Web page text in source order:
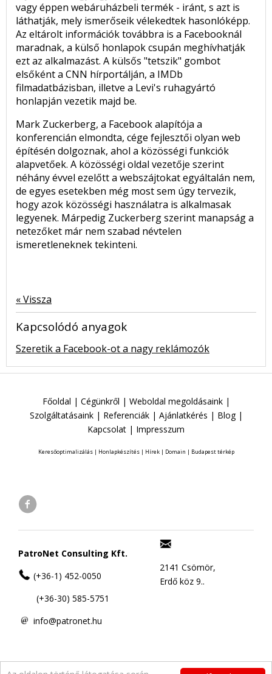
vagy éppen webáruházbeli termék - iránt, s azt is
láthatják, mely ismerőseik vélekedtek hasonlóképp.
Az eltárolt információk továbbra is a Facebooknál
maradnak, a külső honlapok csupán meghívhatják
ezt az alkalmazást. A külsős "tetszik" gombot
elsőként a CNN hírportálján, a IMDb
filmadatbázisban, illetve a Levi's ruhagyártó
honlapján vezetik majd be.
Mark Zuckerberg, a Facebook alapítója a
konferencián elmondta, cége fejlesztői olyan web
építésén dolgoznak, ahol a közösségi funkciók
alapvetőek. A közösségi oldal vezetője szerint
néhány évvel ezelőtt a webszájtokat egyáltalán nem,
de egyes esetekben még most sem úgy tervezik,
hogy azok közösségi használatra is alkalmasak
legyenek. Márpedig Zuckerberg szerint manapság a
netezőket már nem szabad névtelen
ismeretleneknek tekinteni.
« Vissza
Kapcsolódó anyagok
Szeretik a Facebook-ot a nagy reklámozók
Főoldal | Cégünkről | Weboldal megoldásaink|
Szolgáltatásaink| Referenciák| Ajánlatkérés | Blog|
Kapcsolat | Impresszum
Keresőoptimalizálás| Honlapkészítés| Hírek| Domain | Budapest térkép
PatroNet Consulting Kft.
(+36-1) 452-0050
(+36-30) 585-5751
info@patronet.hu
2141 Csömör,
Erdő köz 9..